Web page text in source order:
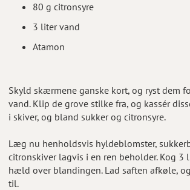
80 g citronsyre
3 liter vand
Atamon
Skyld skærmene ganske kort, og ryst dem
vand. Klip de grove stilke fra, og kassér
i skiver, og bland sukker og citronsyre.
Læg nu henholdsvis hyldeblomster,
citronskiver lagvis i en ren beholder. Kog 3
hæld over blandingen. Lad saften afkøle,
til.